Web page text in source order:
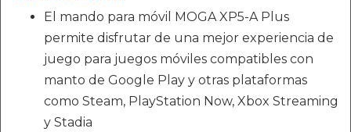
El mando para móvil MOGA XP5-A Plus
permite disfrutar de una mejor experiencia de
juego para juegos móviles compatibles con
manto de Google Play y otras plataformas
como Steam, PlayStation Now, Xbox Streaming
y Stadia